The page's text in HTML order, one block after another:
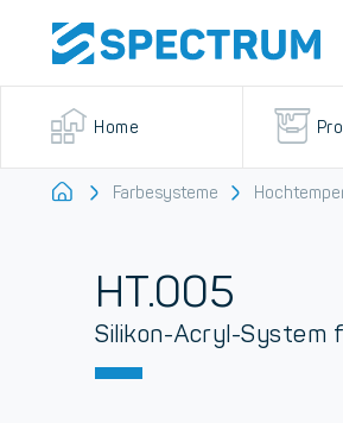
Home
Startseite
Farbesysteme
HT.005
Silikon-Acryl-System